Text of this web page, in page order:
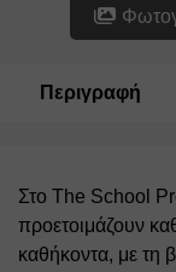
Περιγραφή
Στο The School
προετοιμάζουν
καθήκοντα, με τη